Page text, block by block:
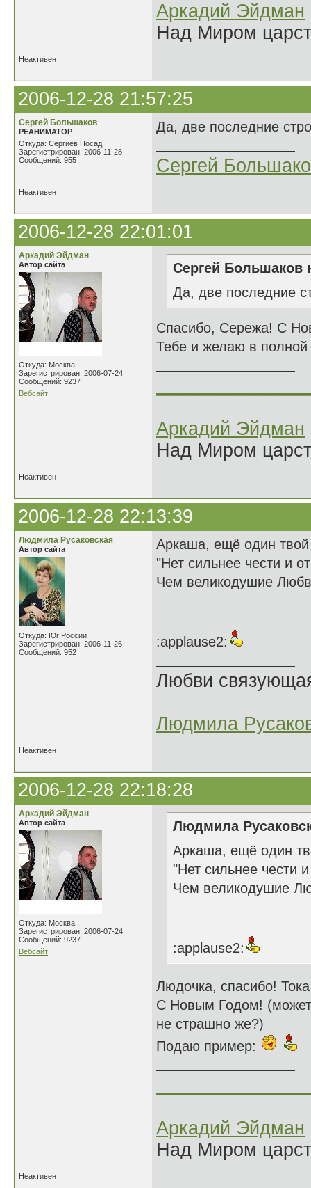
Аркадий Эйдман
Над Миром
Неактивен
2006-12-28 21:57:25
Сергей Большаков
РЕАНИМАТОР
Откуда: Сергиев Посад
Зарегистрирован: 2006-11-28
Сообщений: 955
Да, две последние
Сергей
Неактивен
2006-12-28 22:01:01
Аркадий Эйдман
Автор сайта
Откуда: Москва
Зарегистрирован: 2006-07-24
Сообщений: 9237
Вебсайт
Сергей Большаков
Да, две последние
Спасибо, Сережа! С
Тебе и желаю в
Аркадий Эйдман
Над Миром
Неактивен
2006-12-28 22:13:39
Людмила Русаковская
Автор сайта
Откуда: Юг России
Зарегистрирован: 2006-11-26
Сообщений: 952
Аркаша, ещё один
"Нет сильнее чести и
Чем великодушие
:applause2:
Любви
Людмила
Неактивен
2006-12-28 22:18:28
Аркадий Эйдман
Автор сайта
Откуда: Москва
Зарегистрирован: 2006-07-24
Сообщений: 9237
Вебсайт
Людмила
Аркаша, ещё один
"Нет сильнее чести и
Чем великодушие
:applause2:
Людочка, спасибо!
С Новым Годом! (может
не страшно же?)
Подаю пример:
Аркадий Эйдман
Над Миром
Неактивен